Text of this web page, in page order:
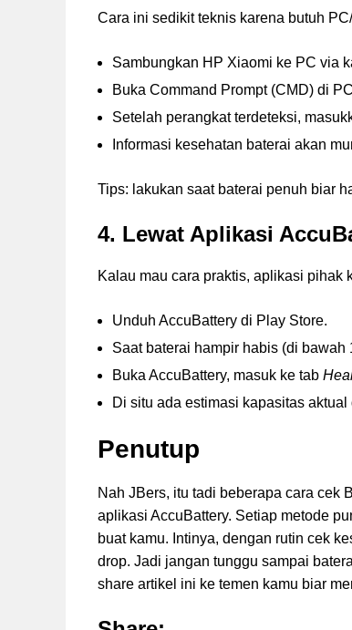
Cara ini sedikit teknis karena butuh
Sambungkan HP Xiaomi ke PC via
Buka Command Prompt (CMD) di
Setelah perangkat terdeteksi,
Informasi kesehatan baterai akan
Tips: lakukan saat baterai penuh biar
4. Lewat Aplikasi
Kalau mau cara praktis, aplikasi pihak
Unduh AccuBattery di Play Store.
Saat baterai hampir habis (di bawah
Buka AccuBattery, masuk ke tab
Di situ ada estimasi kapasitas
Penutup
Nah JBers, itu tadi beberapa cara cek
aplikasi AccuBattery. Setiap metode
buat kamu. Intinya, dengan rutin cek
drop. Jadi jangan tunggu sampai
share artikel ini ke temen kamu biar